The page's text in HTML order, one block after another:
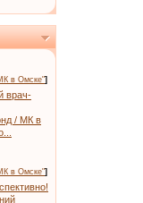
в Омске"]
врач-
/ МК в
в Омске"]